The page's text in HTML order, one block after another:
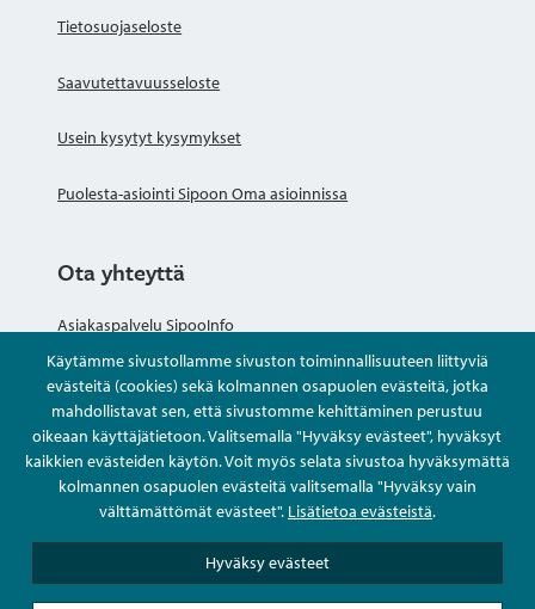
Käytämme sivustollamme sivuston toiminnallisuuteen liittyviä
evästeitä (cookies) sekä kolmannen osapuolen evästeitä, jotka
mahdollistavat sen, että sivustomme kehittäminen perustuu
oikeaan käyttäjätietoon. Valitsemalla "Hyväksy evästeet", hyväksyt
kaikkien evästeiden käytön. Voit myös selata sivustoa hyväksymättä
kolmannen osapuolen evästeitä valitsemalla "Hyväksy vain
välttämättömät evästeet". Lisätietoa evästeistä.
Hyväksy evästeet
Tietosuojaseloste
Saavutettavuusseloste
Usein kysytyt kysymykset
Puolesta-asiointi Sipoon Oma asioinnissa
Ota yhteyttä
Asiakaspalvelu SipooInfo
Anna palautetta nimettömästi
Kysy tai asioi
Yhteystiedot